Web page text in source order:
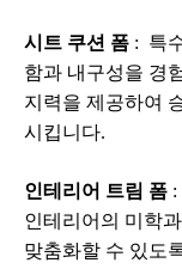
시트 쿠션 폼 : 특
함과 내구성을 경
지력을 제공하여
시킵니다.
인테리어 트림 폼 :
인테리어의 미학
맞춤화할 수 있도